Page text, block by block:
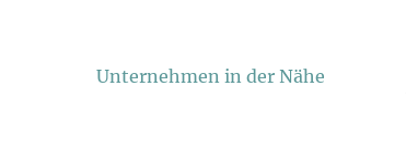
Unternehmen in der Nähe